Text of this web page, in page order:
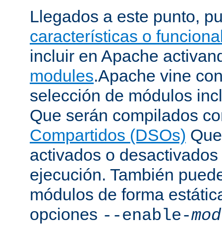
Llegados a este punto,
características o
incluir en Apache
modules.Apache vine
selección de módulos
Que serán compilados
Compartidos (DSOs)
activados o
ejecución. También
módulos de forma
opciones --enable-